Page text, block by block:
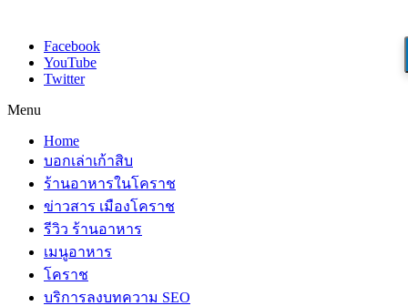
Facebook
YouTube
Twitter
Menu
Home
บอกเล่าเก้าสิบ
ร้านอาหารในโคราช
ข่าวสาร เมืองโคราช
รีวิว ร้านอาหาร
เมนูอาหาร
โคราช
บริการลงบทความ SEO